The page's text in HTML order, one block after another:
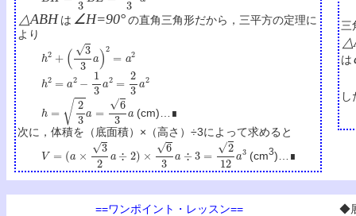
△ABH は ∠H=90°の直角三角形だから，三平方の定理に
より
h 2 + 33a)2 =a2
h 2 − a =2 2
h a=6
(cm)…∎
次に，体積を（底面積）×（高さ）÷3によって求めると
V= × ÷2) 3 a÷ 212a (cm3)…∎
三
は
し
==ワンポイント・レッスン==
◆